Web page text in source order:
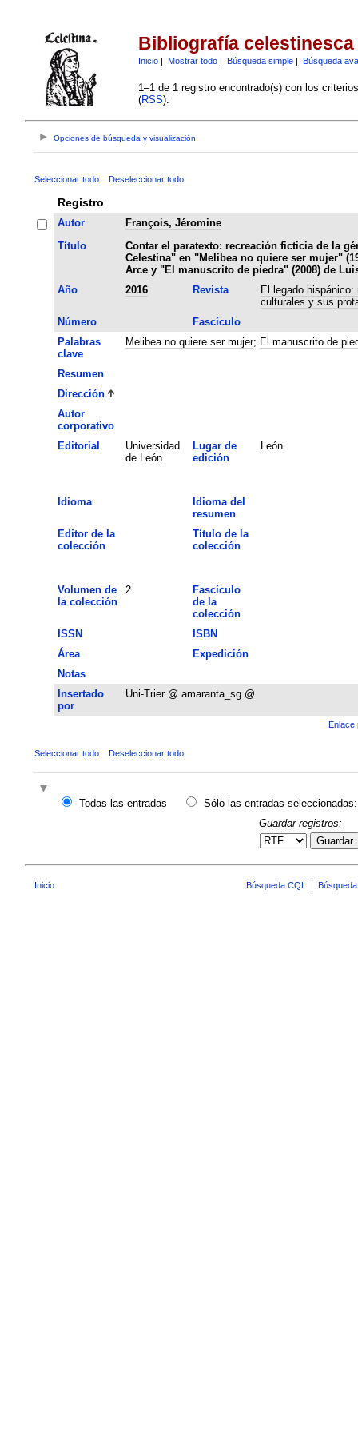
Bibliografía celestinesca
Inicio| Mostrar todo| Búsqueda simple| Búsqueda
1–1 de 1 registro encontrado(s) con los
(RSS):
Opciones de búsqueda y visualización
Seleccionar todo Deseleccionar todo
Registro
Autor
François, Jéromine
Título
Contar el paratexto: recreación ficticia de la
Celestina" en "Melibea no quiere ser mujer"
Arce y "El manuscrito de piedra" (2008) de
Año
2016 Revista
El legado
culturales y sus
Número
Fascículo
Palabras
clave
Melibea no quiere ser mujer; El manuscrito de
Resumen
Dirección
Autor
corporativo
Editorial
Universidad
de León
Lugar de
edición
León
Idioma
Idioma del
resumen
Editor de la
colección
Título de la
colección
Volumen de
la colección
2
Fascículo
de la
colección
ISSN
ISBN
Área
Expedición
Notas
Insertado
por
Uni-Trier @ amaranta_sg @
Enlace
Seleccionar todo Deseleccionar todo
Todas las entradas
Sólo las entradas seleccionadas:
Guardar registros:
Guardar
Inicio Búsqueda CQL